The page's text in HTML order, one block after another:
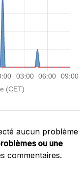
aucun problème
ou une
commentaires.